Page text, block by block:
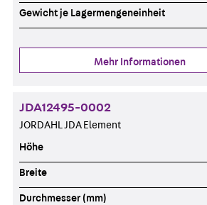
Gewicht je Lagermengeneinheit
Mehr Informationen
JDA12495-0002
JORDAHL JDA Element
Höhe
Breite
Durchmesser (mm)